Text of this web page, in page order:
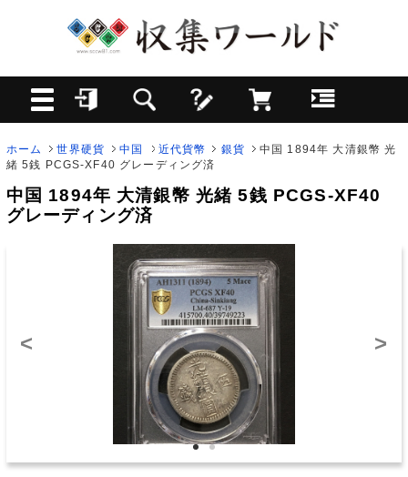
ホーム 世界硬貨 中国 近代貨幣 銀貨
中国 1894年 大清銀幣 光
緒 5銭 PCGS-XF40 グレーディング済
中国 1894年 大清銀幣 光緒 5銭 PCGS-XF40
グレーディング済
< >